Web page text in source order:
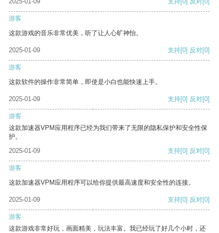
游客
这款游戏的音乐非常优美，听了让人心旷神怡。
2025-01-09 支持[0] 反对[0]
游客
这款软件的操作非常简单，即使是小白也能快速上手。
2025-01-09 支持[0] 反对[0]
游客
这款加速器VPM应用程序已经为我们带来了无限的隐私保护和安全性保
护。
2025-01-09
支持[0] 反对[0]
游客
这款加速器VPM应用程序可以给你提供最高速度和安全性的连接。
2025-01-09 支持[0] 反对[0]
游客
这款游戏非常好玩，画面精美，玩法丰富。我已经玩了好几个小时，还